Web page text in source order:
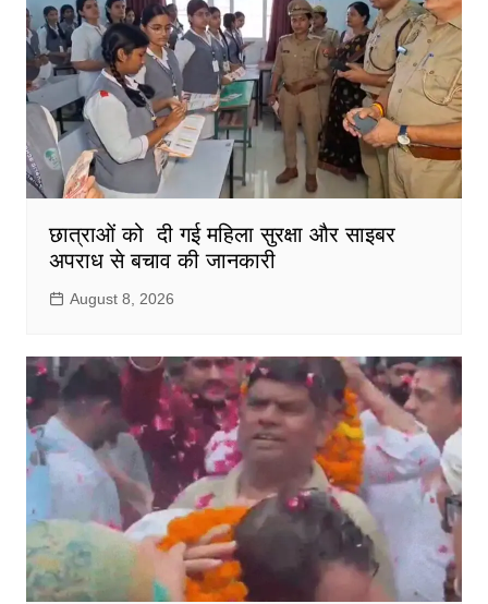
छात्राओं को दी गई महिला सुरक्षा और साइबर
अपराध से बचाव की जानकारी
August 8, 2026